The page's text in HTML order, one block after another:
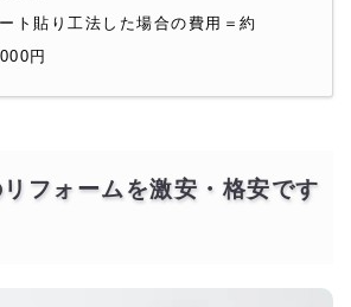
ト貼り工法した場合の費用＝約
円
フォームを激安・格安です